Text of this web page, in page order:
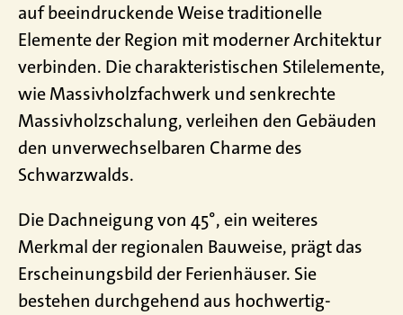
auf beeindruckende Weise traditionelle
Elemente der Region mit moderner Architektur
verbinden. Die charakteristischen Stilelemente,
wie Massivholzfachwerk und senkrechte
Massivholzschalung, verleihen den Gebäuden
den unverwechselbaren Charme des
Schwarzwalds.
Die Dachneigung von 45°, ein weiteres
Merkmal der regionalen Bauweise, prägt das
Erscheinungsbild der Ferienhäuser. Sie
bestehen durchgehend aus hochwertig-